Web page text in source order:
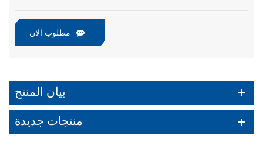
مطلوب الان
بيان المنتج
منتجات جديدة